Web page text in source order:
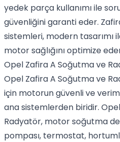
yedek parça kullanımı ile
güvenliğini garanti eder.
sistemleri, modern tasarımı
motor sağlığını optimize
Opel Zafira A Soğutma ve
Opel Zafira A Soğutma ve
için motorun güvenli ve
ana sistemlerden biridir.
Radyatör, motor soğutma
pompası, termostat,